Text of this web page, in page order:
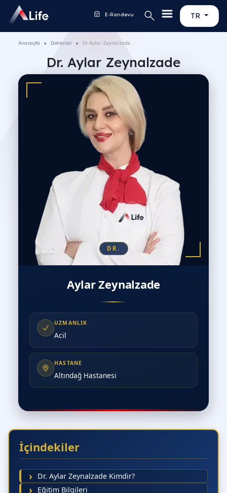
TR
E-Randevu
Anasayfa Doktorlar Dr. Aylar Zeynalzade
Dr. Aylar Zeynalzade
DR.
Aylar Zeynalzade
UZMANLIK
Acil
HASTANE
Altındağ Hastanesi
İçindekiler
Dr. Aylar Zeynalzade Kimdir?
Eğitim Bilgileri